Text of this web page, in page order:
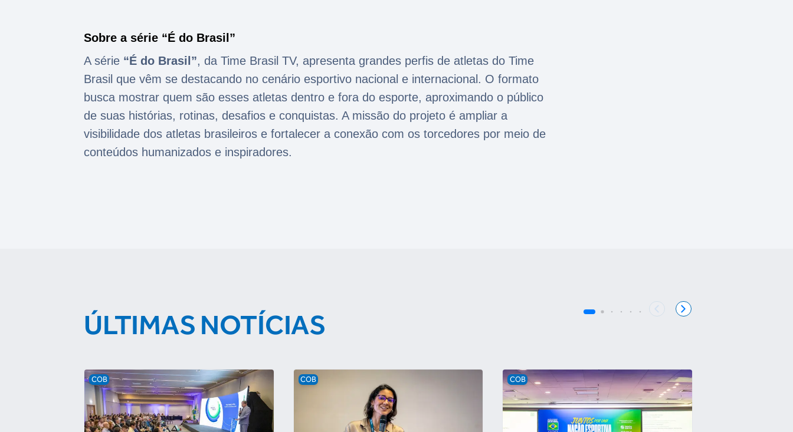
Sobre a série “É do Brasil”
A série “É do Brasil”, da Time Brasil TV, apresenta grandes perfis de atletas do Time
Brasil que vêm se destacando no cenário esportivo nacional e internacional. O formato
busca mostrar quem são esses atletas dentro e fora do esporte, aproximando o público
de suas histórias, rotinas, desafios e conquistas. A missão do projeto é ampliar a
visibilidade dos atletas brasileiros e fortalecer a conexão com os torcedores por meio de
conteúdos humanizados e inspiradores.
ÚLTIMAS NOTÍCIAS
COB COB COB